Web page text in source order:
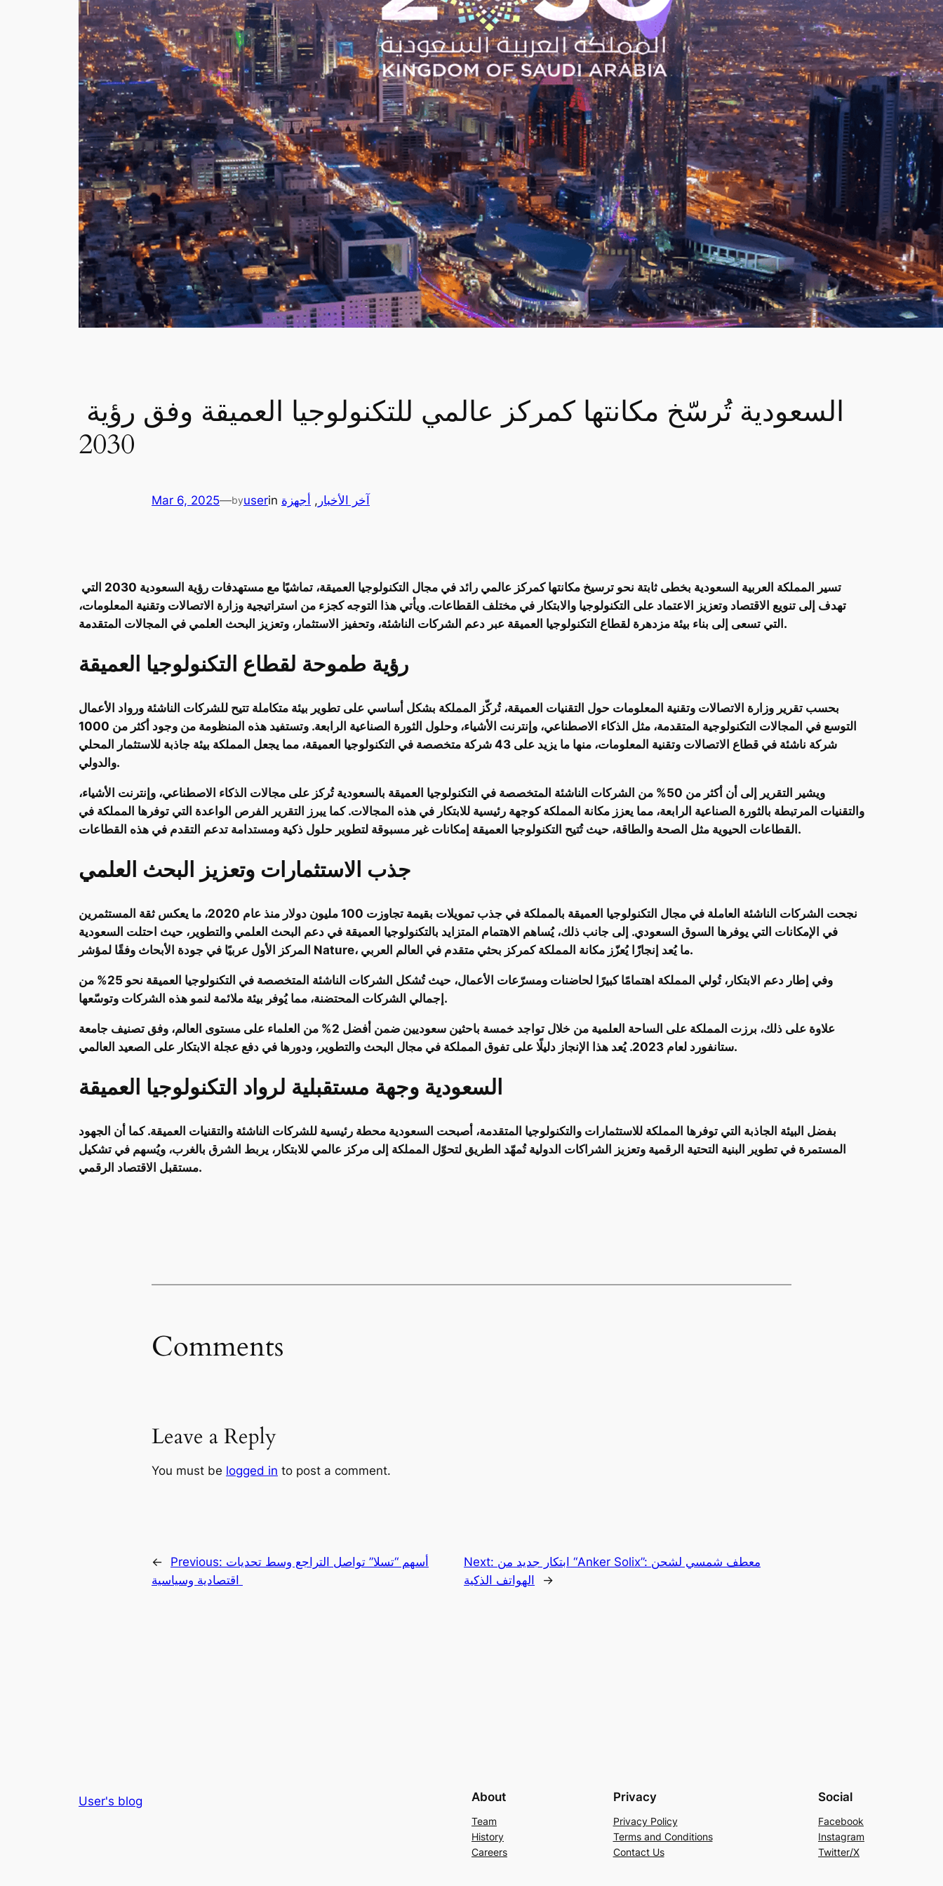
2030
Mar 6, 2025—byuserin آخر الأخبار , أجهزة
تهدف إلى تنويع الاقتصاد وتعزيز الاعتماد على التكنولوجيا والابتكار في مختلف القطاعات. ويأتي هذا التوجه كجزء من استراتيجية وزارة الاتصالات وتقنية المعلومات،
التي تسعى إلى بناء بيئة مزدهرة لقطاع التكنولوجيا العميقة عبر دعم الشركات الناشئة، وتحفيز الاستثمار، وتعزيز البحث العلمي في المجالات المتقدمة.
رؤية طموحة لقطاع التكنولوجيا العميقة
بحسب تقرير وزارة الاتصالات وتقنية المعلومات حول التقنيات العميقة، تُركّز المملكة بشكل أساسي على تطوير بيئة متكاملة تتيح للشركات الناشئة ورواد الأعمال
التوسع في المجالات التكنولوجية المتقدمة، مثل الذكاء الاصطناعي، وإنترنت الأشياء، وحلول الثورة الصناعية الرابعة. وتستفيد هذه المنظومة من وجود أكثر من 1000
شركة ناشئة في قطاع الاتصالات وتقنية المعلومات، منها ما يزيد على 43 شركة متخصصة في التكنولوجيا العميقة، مما يجعل المملكة بيئة جاذبة للاستثمار المحلي
والدولي.
ويشير التقرير إلى أن أكثر من 50% من الشركات الناشئة المتخصصة في التكنولوجيا العميقة بالسعودية تُركز على مجالات الذكاء الاصطناعي، وإنترنت الأشياء،
والتقنيات المرتبطة بالثورة الصناعية الرابعة، مما يعزز مكانة المملكة كوجهة رئيسية للابتكار في هذه المجالات. كما يبرز التقرير الفرص الواعدة التي توفرها المملكة في
القطاعات الحيوية مثل الصحة والطاقة، حيث تُتيح التكنولوجيا العميقة إمكانات غير مسبوقة لتطوير حلول ذكية ومستدامة تدعم التقدم في هذه القطاعات.
جذب الاستثمارات وتعزيز البحث العلمي
نجحت الشركات الناشئة العاملة في مجال التكنولوجيا العميقة بالمملكة في جذب تمويلات بقيمة تجاوزت 100 مليون دولار منذ عام 2020، ما يعكس ثقة المستثمرين
في الإمكانات التي يوفرها السوق السعودي. إلى جانب ذلك، يُساهم الاهتمام المتزايد بالتكنولوجيا العميقة في دعم البحث العلمي والتطوير، حيث احتلت السعودية
المركز الأول عربيًا في جودة الأبحاث وفقًا لمؤشر Nature، ما يُعد إنجازًا يُعزّز مكانة المملكة كمركز بحثي متقدم في العالم العربي.
وفي إطار دعم الابتكار، تُولي المملكة اهتمامًا كبيرًا لحاضنات ومسرّعات الأعمال، حيث تُشكل الشركات الناشئة المتخصصة في التكنولوجيا العميقة نحو 25% من
إجمالي الشركات المحتضنة، مما يُوفر بيئة ملائمة لنمو هذه الشركات وتوسّعها.
علاوة على ذلك، برزت المملكة على الساحة العلمية من خلال تواجد خمسة باحثين سعوديين ضمن أفضل 2% من العلماء على مستوى العالم، وفق تصنيف جامعة
ستانفورد لعام 2023. يُعد هذا الإنجاز دليلًا على تفوق المملكة في مجال البحث والتطوير، ودورها في دفع عجلة الابتكار على الصعيد العالمي.
السعودية وجهة مستقبلية لرواد التكنولوجيا العميقة
بفضل البيئة الجاذبة التي توفرها المملكة للاستثمارات والتكنولوجيا المتقدمة، أصبحت السعودية محطة رئيسية للشركات الناشئة والتقنيات العميقة. كما أن الجهود
المستمرة في تطوير البنية التحتية الرقمية وتعزيز الشراكات الدولية تُمهّد الطريق لتحوّل المملكة إلى مركز عالمي للابتكار، يربط الشرق بالغرب، ويُسهم في تشكيل
مستقبل الاقتصاد الرقمي.
Comments
Leave a Reply
You must be logged in to post a comment.
← Previous: أسهم “تسلا” تواصل التراجع وسط تحديات
Next: ابتكار جديد من “Anker Solix”: معطف شمسي لشحن
الهواتف الذكية
→
User's blog About
Team
History
Careers
Privacy
Privacy Policy
Terms and Conditions
Contact Us
Social
Facebook
Instagram
Twitter/X